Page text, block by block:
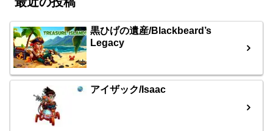
黒ひげの遺産/Blackbeard’s
Legacy
アイザック/Isaac